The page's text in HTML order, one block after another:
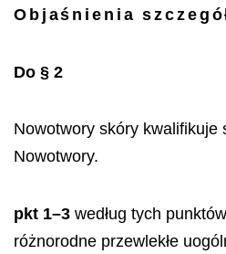
Objaśnienia
Do § 2
Nowotwory skóry kwalifikuje
Nowotwory.
pkt 1–3 według tych
różnorodne przewlekłe